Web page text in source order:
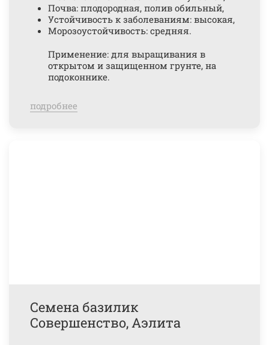
Почва: плодородная, полив обильный,
Устойчивость к заболеваниям: высокая,
Морозоустойчивость: средняя.
Применение: для выращивания в
открытом и защищенном грунте, на
подоконнике.
подробнее
Семена базилик
Совершенство, Аэлита